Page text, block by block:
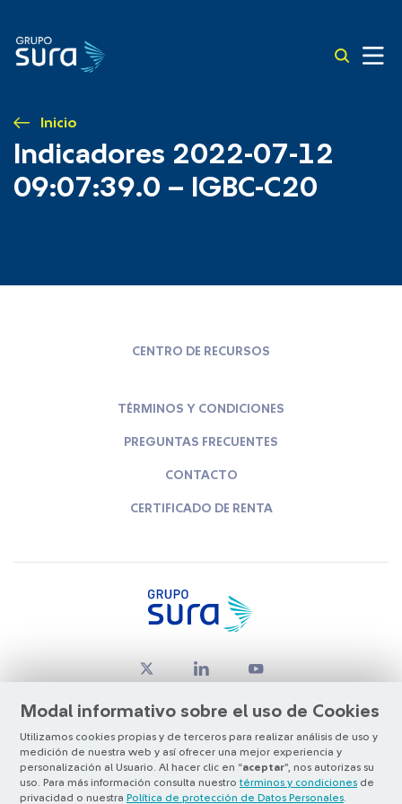
Inicio
Indicadores 2022-07-12
09:07:39.0 – IGBC-C20
Modal informativo sobre el uso de Cookies
Utilizamos cookies propias y de terceros para realizar análisis de uso y
medición de nuestra web y así ofrecer una mejor experiencia y
personalización al Usuario. Al hacer clic en “aceptar”, nos autorizas su
uso. Para más información consulta nuestro términos y condiciones de
privacidad o nuestra Política de protección de Datos Personales
CENTRO DE RECURSOS
TÉRMINOS Y CONDICIONES
PREGUNTAS FRECUENTES
CONTACTO
CERTIFICADO DE RENTA
© Copyright Grupo SURA 2026